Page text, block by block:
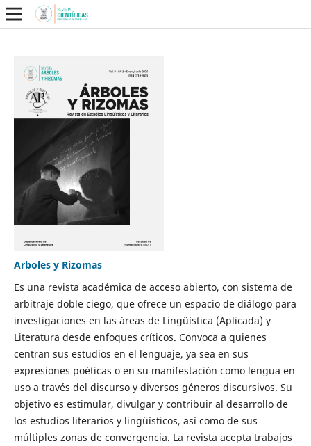
Arboles y Rizomas
Es una revista académica de acceso abierto, con sistema de
arbitraje doble ciego, que ofrece un espacio de diálogo para
investigaciones en las áreas de Lingüística (Aplicada) y
Literatura desde enfoques críticos. Convoca a quienes
centran sus estudios en el lenguaje, ya sea en sus
expresiones poéticas o en su manifestación como lengua en
uso a través del discurso y diversos géneros discursivos. Su
objetivo es estimular, divulgar y contribuir al desarrollo de
los estudios literarios y lingüísticos, así como de sus
múltiples zonas de convergencia. La revista acepta trabajos